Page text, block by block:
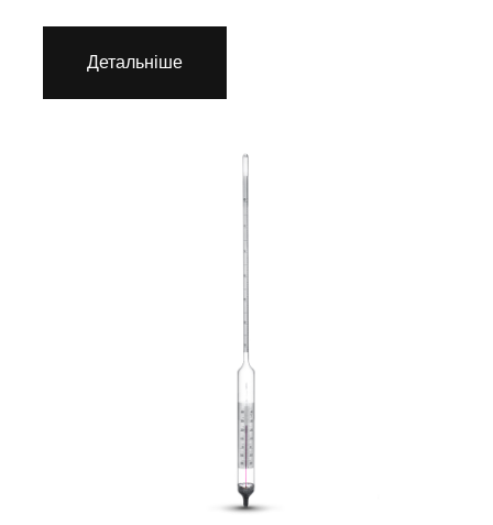
Детальніше